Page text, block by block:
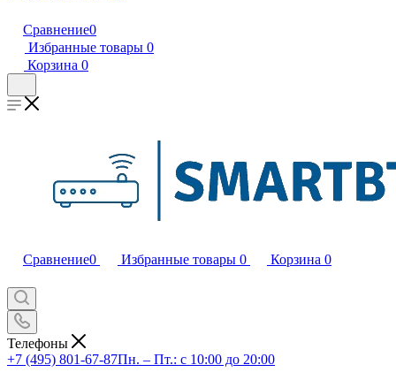
Сравнение0
Избранные товары 0
Корзина 0
Сравнение0 Избранные товары 0 Корзина 0
Телефоны
+7 (495) 801-67-87Пн. – Пт.: с 10:00 до 20:00